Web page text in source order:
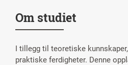
Om studiet
I tillegg til teoretiske
praktiske ferdigheter. Denne